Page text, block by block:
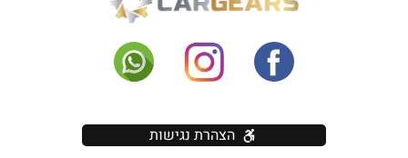
הצהרת נגישות